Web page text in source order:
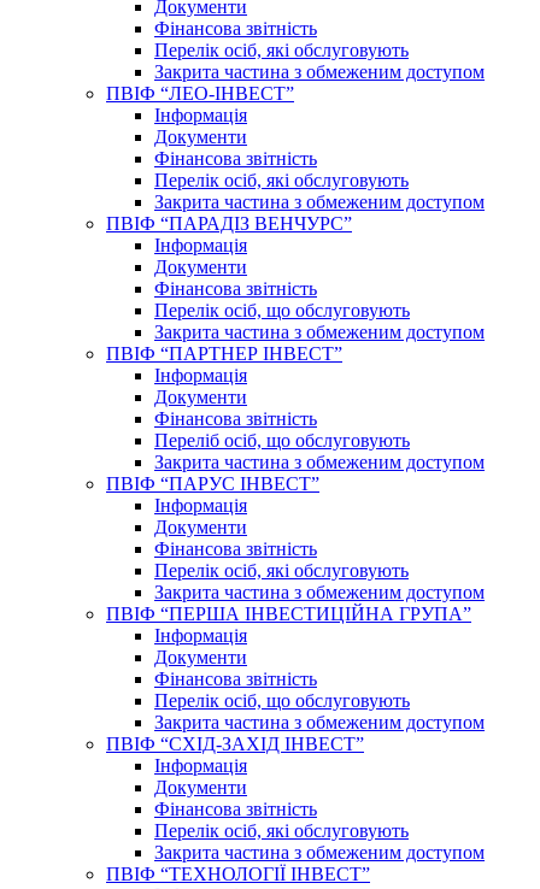
Документи
Фінансова звітність
Перелік осіб, які обслуговують
Закрита частина з обмеженим доступом
ПВІФ “ЛЕО-ІНВЕСТ”
Інформація
Документи
Фінансова звітність
Перелік осіб, які обслуговують
Закрита частина з обмеженим доступом
ПВІФ “ПАРАДІЗ ВЕНЧУРС”
Інформація
Документи
Фінансова звітність
Перелік осіб, що обслуговують
Закрита частина з обмеженим доступом
ПВІФ “ПАРТНЕР ІНВЕСТ”
Інформація
Документи
Фінансова звітність
Переліб осіб, що обслуговують
Закрита частина з обмеженим доступом
ПВІФ “ПАРУС ІНВЕСТ”
Інформація
Документи
Фінансова звітність
Перелік осіб, які обслуговують
Закрита частина з обмеженим доступом
ПВІФ “ПЕРША ІНВЕСТИЦІЙНА ГРУПА”
Інформація
Документи
Фінансова звітність
Перелік осіб, що обслуговують
Закрита частина з обмеженим доступом
ПВІФ “СХІД-ЗАХІД ІНВЕСТ”
Інформація
Документи
Фінансова звітність
Перелік осіб, які обслуговують
Закрита частина з обмеженим доступом
ПВІФ “ТЕХНОЛОГІЇ ІНВЕСТ”